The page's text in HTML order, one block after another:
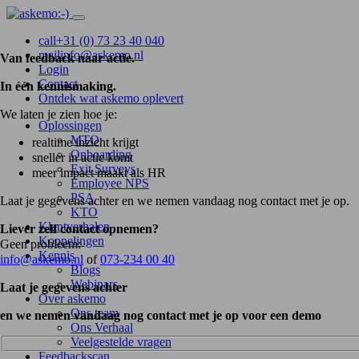
call+31 (0) 73 23 40 040
mailinfo@askemo.nl
Login
Contact
Ontdek wat askemo oplevert
Oplossingen
MTO
Onboarding
Exit Surveys
Employee NPS
PSA
KTO
Klantverhalen
Koppelingen
Kennis
Blogs
Webinars
Over askemo
Ons team
Ons Verhaal
Veelgestelde vragen
Feedbackscan
Van feedback naar actie.
In één kennismaking.
We laten je zien hoe je:
realtime inzicht krijgt
sneller in actie komt
meer impact maakt als HR
Laat je gegevens achter en we nemen vandaag nog contact met je op.
Liever zelf contact opnemen?
Geen probleem:
info@askemo.nl of073-234 00 40
Laat je gegevens achter
en we nemen vandaag nog contact met je op voor een demo